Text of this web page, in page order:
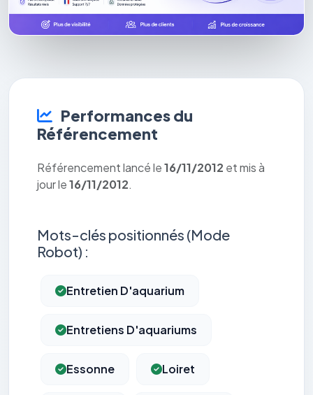
Performances du
Référencement
Référencement lancé le16/11/2012 et mis à
jour le16/11/2012.
Mots-clés positionnés (Mode
Robot) :
Entretien D'aquarium
Entretiens D'aquariums
Essonne Loiret